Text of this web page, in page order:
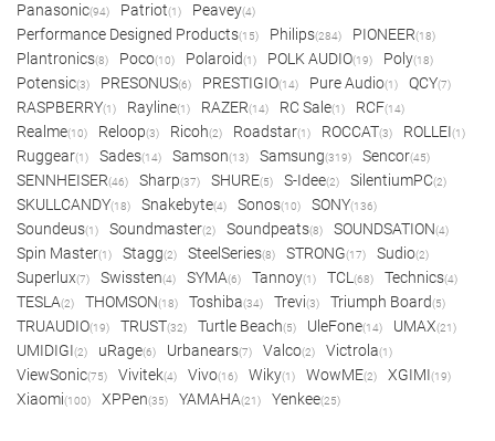
Panasonic(94) Patriot(1) Peavey(4)
Performance Designed Products(15) Philips(284) PIONEER(18)
Plantronics(8) Poco(10) Polaroid(1) POLK AUDIO(19) Poly(18)
Potensic(3) PRESONUS(6) PRESTIGIO(14) Pure Audio(1) QCY(7)
RASPBERRY(1) Rayline(1) RAZER(14) RC Sale(1) RCF(14)
Realme(10) Reloop(3) Ricoh(2) Roadstar(1) ROCCAT(3) ROLLEI(1)
Ruggear(1) Sades(14) Samson(13) Samsung(319) Sencor(45)
SENNHEISER(46) Sharp(37) SHURE(5) S-Idee(2) SilentiumPC(2)
SKULLCANDY(18) Snakebyte(4) Sonos(10) SONY(136)
Soundeus(1) Soundmaster(2) Soundpeats(8) SOUNDSATION(4)
Spin Master(1) Stagg(2) SteelSeries(8) STRONG(17) Sudio(2)
Superlux(7) Swissten(4) SYMA(6) Tannoy(1) TCL (68) Technics(4)
TESLA(2) THOMSON(18) Toshiba(34) Trevi(3) Triumph Board(5)
TRUAUDIO(19) TRUST(32) Turtle Beach(5) UleFone(14) UMAX(21)
UMIDIGI(2) uRage(6) Urbanears(7) Valco(2) Victrola(1)
ViewSonic(75) Vivitek(4) Vivo(16) Wiky(1) WowME(2) XGIMI(19)
Xiaomi(100) XPPen(35) YAMAHA(21) Yenkee(25)